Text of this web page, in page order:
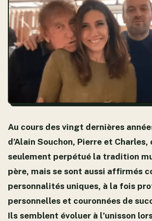
Au cours des vingt dernières
d’Alain Souchon, Pierre et Charles,
seulement perpétué la tradition
père, mais se sont aussi affirmés
personnalités uniques, à la fois
personnelles et couronnées de
Ils semblent évoluer à l’unisson